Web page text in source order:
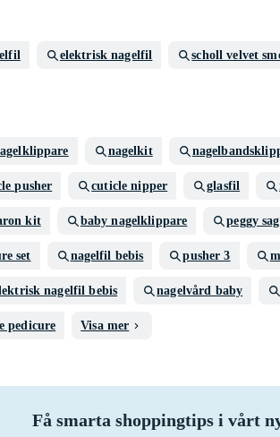
elektrisk nagelfil scholl velvet
nagelkit
pusher cuticle nipper glasfil
kit baby nagelklippare peggy
set nagelfil bebis pusher 3
nagelfil bebis nagelvård baby
pedicure Visa mer
Få smarta shoppingtips i vårt